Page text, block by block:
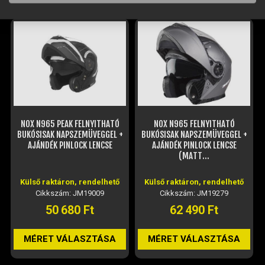
NOX N965 PEAK FELNYITHATÓ
BUKÓSISAK NAPSZEMÜVEGGEL +
AJÁNDÉK PINLOCK LENCSE
Külső raktáron, rendelhető
Cikkszám: JM19009
50 680 Ft
MÉRET VÁLASZTÁSA
NOX N965 FELNYITHATÓ
BUKÓSISAK NAPSZEMÜVEGGEL +
AJÁNDÉK PINLOCK LENCSE
(MATT...
Külső raktáron, rendelhető
Cikkszám: JM19279
62 490 Ft
MÉRET VÁLASZTÁSA